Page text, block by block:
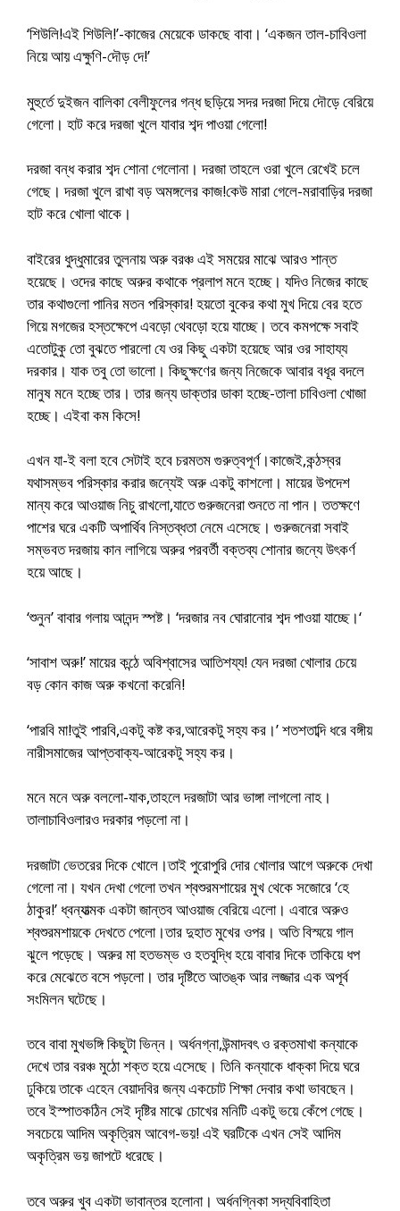
‘শিউলি!এই শিউলি!’-কাজের মেয়েকে ডাকছে বাবা। ‘একজন তাল-চাবিওলা
নিয়ে আয় এক্ষুণি-দৌড় দে!’
মুহুর্তে দুইজন বালিকা বেলীফুলের গন্ধ ছড়িয়ে সদর দরজা দিয়ে দৌড়ে বেরিয়ে
গেলো। হাট করে দরজা খুলে যাবার শব্দ পাওয়া গেলো!
দরজা বন্ধ করার শব্দ শোনা গেলোনা। দরজা তাহলে ওরা খুলে রেখেই চলে
গেছে। দরজা খুলে রাখা বড় অমঙ্গলের কাজ!কেউ মারা গেলে-মরাবাড়ির দরজা
হাট করে খোলা থাকে।
বাইরের ধুদ্ধুমারের তুলনায় অরু বরঞ্চ এই সময়ের মাঝে আরও শান্ত
হয়েছে। ওদের কাছে অরুর কথাকে প্রলাপ মনে হচ্ছে। যদিও নিজের কাছে
তার কথাগুলো পানির মতন পরিস্কার! হয়তো বুকের কথা মুখ দিয়ে বের হতে
গিয়ে মগজের হস্তক্ষেপে এবড়ো থেবড়ো হয়ে যাচ্ছে। তবে কমপক্ষে সবাই
এতোটুকু তো বুঝতে পারলো যে ওর কিছু একটা হয়েছে আর ওর সাহায্য
দরকার। যাক তবু তো ভালো। কিছুক্ষণের জন্য নিজেকে আবার বধূর বদলে
মানুষ মনে হচ্ছে তার। তার জন্য ডাক্তার ডাকা হচ্ছে-তালা চাবিওলা খোজা
হচ্ছে। এইবা কম কিসে!
এখন যা-ই বলা হবে সেটাই হবে চরমতম গুরুত্বপূর্ণ।কাজেই,কন্ঠস্বর
যথাসম্ভব পরিস্কার করার জন্যেই অরু একটু কাশলো। মায়ের উপদেশ
মান্য করে আওয়াজ নিচু রাখলো,যাতে গুরুজনেরা শুনতে না পান। ততক্ষণে
পাশের ঘরে একটি অপার্থিব নিস্তব্ধতা নেমে এসেছে। গুরুজনেরা সবাই
সম্ভবত দরজায় কান লাগিয়ে অরুর পরবর্তী বক্তব্য শোনার জন্যে উৎকর্ণ
হয়ে আছে।
‘শুনুন’ বাবার গলায় আনন্দ স্পষ্ট। ‘দরজার নব ঘোরানোর শব্দ পাওয়া যাচ্ছে।‘
‘সাবাশ অরু!’ মায়ের কন্ঠে অবিশ্বাসের আতিশয্য! যেন দরজা খোলার চেয়ে
বড় কোন কাজ অরু কখনো করেনি!
‘পারবি মা!তুই পারবি,একটু কষ্ট কর,আরেকটু সহ্য কর।’ শতশতাব্দি ধরে বঙ্গীয়
নারীসমাজের আপ্তবাক্য-আরেকটু সহ্য কর।
মনে মনে অরু বললো-যাক,তাহলে দরজাটা আর ভাঙ্গা লাগলো নাহ।
তালাচাবিওলারও দরকার পড়লো না।
দরজাটা ভেতরের দিকে খোলে।তাই পুরোপুরি দোর খোলার আগে অরুকে দেখা
গেলো না। যখন দেখা গেলো তখন শ্বশুরমশায়ের মুখ থেকে সজোরে ‘হে
ঠাকুর!’ ধ্বন্যাত্মক একটা জান্তব আওয়াজ বেরিয়ে এলো। এবারে অরুও
শ্বশুরমশায়কে দেখতে পেলো।তার দুহাত মুখের ওপর। অতি বিস্ময়ে গাল
ঝুলে পড়েছে। অরুর মা হতভম্ভ ও হতবুদ্ধি হয়ে বাবার দিকে তাকিয়ে ধপ
করে মেঝেতে বসে পড়লো। তার দৃষ্টিতে আতঙ্ক আর লজ্জার এক অপূর্ব
সংমিলন ঘটেছে।
তবে বাবা মুখভঙ্গি কিছুটা ভিন্ন। অর্ধনগ্না,উন্মাদবৎ ও রক্তমাখা কন্যাকে
দেখে তার বরঞ্চ মুঠো শক্ত হয়ে এসেছে। তিনি কন্যাকে ধাক্কা দিয়ে ঘরে
ঢুকিয়ে তাকে এহেন বেয়াদবির জন্য একচোট শিক্ষা দেবার কথা ভাবছেন।
তবে ইস্পাতকঠিন সেই দৃষ্টির মাঝে চোখের মনিটি একটু ভয়ে কেঁপে গেছে।
সবচেয়ে আদিম অকৃত্রিম আবেগ-ভয়! এই ঘরটিকে এখন সেই আদিম
অকৃত্রিম ভয় জাপটে ধরেছে।
তবে অরুর খুব একটা ভাবান্তর হলোনা। অর্ধনগ্নিকা সদ্যবিবাহিতা